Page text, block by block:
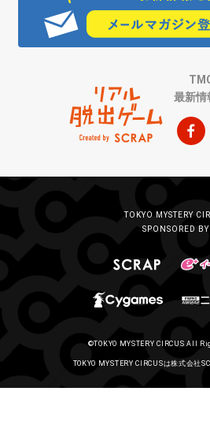
最新情
TOKYO MYSTERY
SPONSORED BY
©TOKYO MYSTERY CIRCUS All
TOKYO MYSTERY CIRCUSは株式会社